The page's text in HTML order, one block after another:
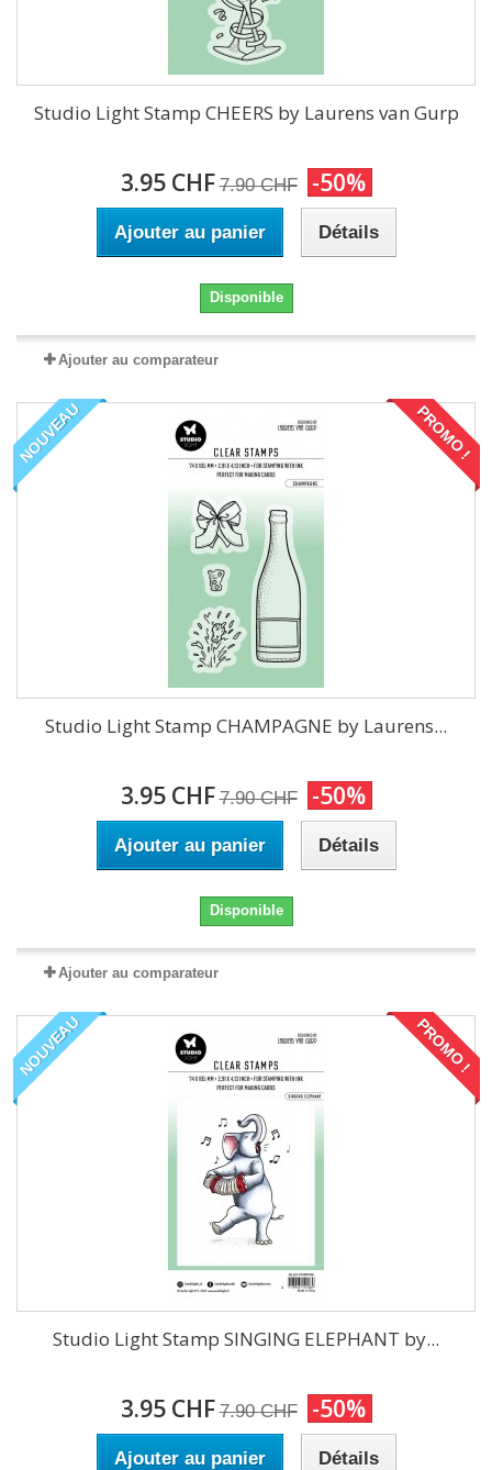
Studio Light Stamp CHEERS by Laurens van Gurp
3.95 CHF 7.90 CHF -50%
Ajouter au panier Détails
Disponible
Ajouter au comparateur
NOUVEAU PROMO !
Studio Light Stamp CHAMPAGNE by Laurens...
3.95 CHF 7.90 CHF -50%
Ajouter au panier Détails
Disponible
Ajouter au comparateur
NOUVEAU PROMO !
Studio Light Stamp SINGING ELEPHANT by...
3.95 CHF 7.90 CHF -50%
Ajouter au panier Détails